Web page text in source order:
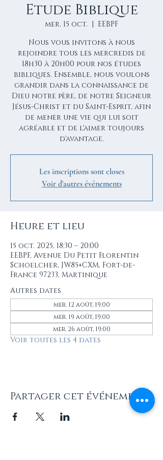
Etude Biblique
mer. 15 oct.
  |
EEBPF
Nous vous invitons à nous
rejoindre tous les mercredis de
18h30 à 20h00 pour nos études
bibliques. Ensemble, nous voulons
grandir dans la connaissance de
Dieu notre père, de notre Seigneur
Jésus-Christ et du Saint-Esprit, afin
de mener une vie qui lui soit
agréable et de l'aimer toujours
d'avantage.
Les inscriptions sont closes
Voir d'autres événements
Heure et lieu
15 oct. 2025, 18:30 – 20:00
EEBPF, Avenue Du Petit Florentin
Schoelcher, JW85+CXM, Fort-de-
France 97233, Martinique
Autres dates
mer. 12 août, 19:00
mer. 19 août, 19:00
mer. 26 août, 19:00
Voir toutes les 4 dates
Partager cet événement